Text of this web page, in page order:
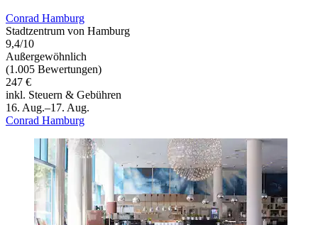
Conrad Hamburg
Stadtzentrum von Hamburg
9,4/10
Außergewöhnlich
(1.005 Bewertungen)
247 €
inkl. Steuern & Gebühren
16. Aug.–17. Aug.
Conrad Hamburg